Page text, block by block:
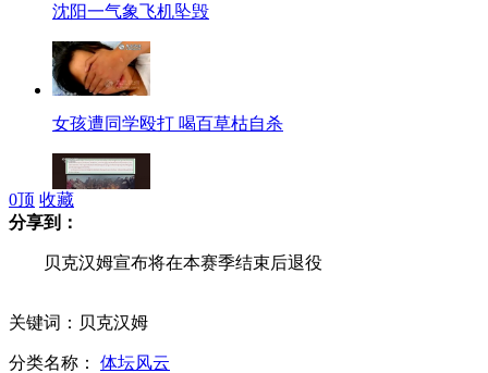
沈阳一气象飞机坠毁
女孩遭同学殴打 喝百草枯自杀
央视专题片揭达赖集团发布指导书操纵自焚
已婚女与情人当街亲密遭抓拍登报 怒讨说法
0顶 收藏
分享到：
贝克汉姆宣布将在本赛季结束后退役
关键词：贝克汉姆
分类名称： 体坛风云